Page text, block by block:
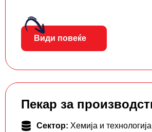
Види повеќе
Пекар за
Сектор: Хемија и технологија